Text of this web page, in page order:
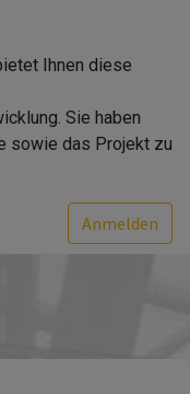
Ihnen diese
Sie haben
sowie das Projekt zu
Anmelden